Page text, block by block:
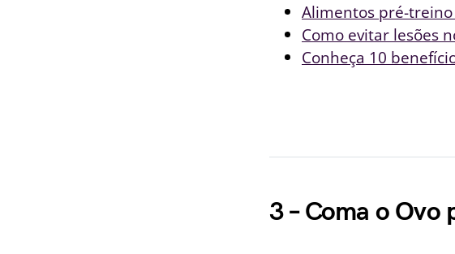
Alimentos pré-
Como evitar lesões
Conheça 10
3 – Coma o Ovo